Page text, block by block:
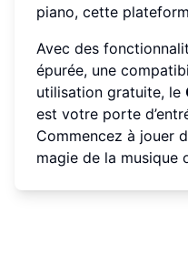
piano, cette
Avec des
épurée, une
utilisation gratuite, le
est votre porte
Commencez à jouer
magie de la musique